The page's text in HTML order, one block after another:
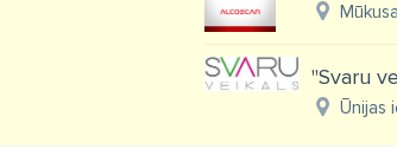
"Svaru
Ūnijas